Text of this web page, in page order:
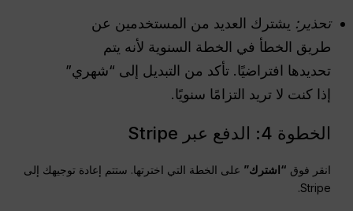
تحذير: يشترك العديد من المستخدمين عن
طريق الخطأ في الخطة السنوية لأنه يتم
تحديدها افتراضيًا. تأكد من التبديل إلى “شهري”
إذا كنت لا تريد التزامًا سنويًا.
الخطوة 4: الدفع عبر Stripe
انقر فوق “اشترك” على الخطة التي اخترتها. ستتم إعادة توجيهك إلى
Stripe.